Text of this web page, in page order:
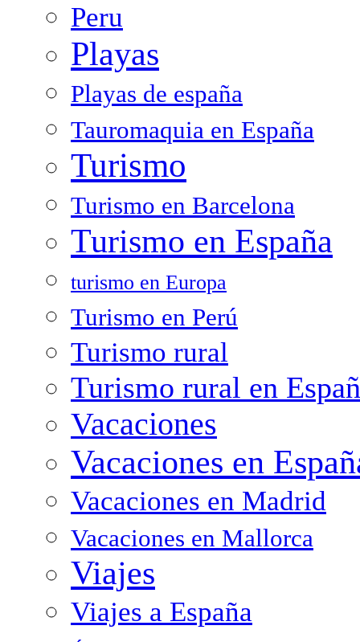
Peru
Playas
Playas de españa
Tauromaquia en España
Turismo
Turismo en Barcelona
Turismo en España
turismo en Europa
Turismo en Perú
Turismo rural
Turismo rural en
Vacaciones
Vacaciones en
Vacaciones en Madrid
Vacaciones en Mallorca
Viajes
Viajes a España